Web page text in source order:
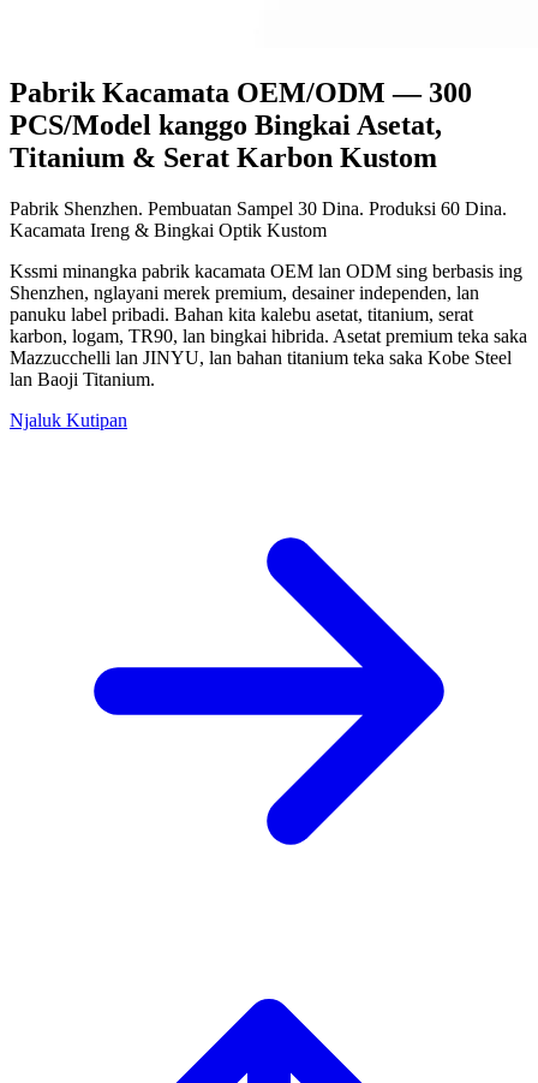
Pabrik Kacamata OEM/ODM — 300
PCS/Model kanggo Bingkai Asetat,
Titanium & Serat Karbon Kustom
Pabrik Shenzhen. Pembuatan Sampel 30 Dina. Produksi 60 Dina.
Kacamata Ireng & Bingkai Optik Kustom
Kssmi minangka pabrik kacamata OEM lan ODM sing berbasis ing
Shenzhen, nglayani merek premium, desainer independen, lan
panuku label pribadi. Bahan kita kalebu asetat, titanium, serat
karbon, logam, TR90, lan bingkai hibrida. Asetat premium teka saka
Mazzucchelli lan JINYU, lan bahan titanium teka saka Kobe Steel
lan Baoji Titanium.
Njaluk Kutipan